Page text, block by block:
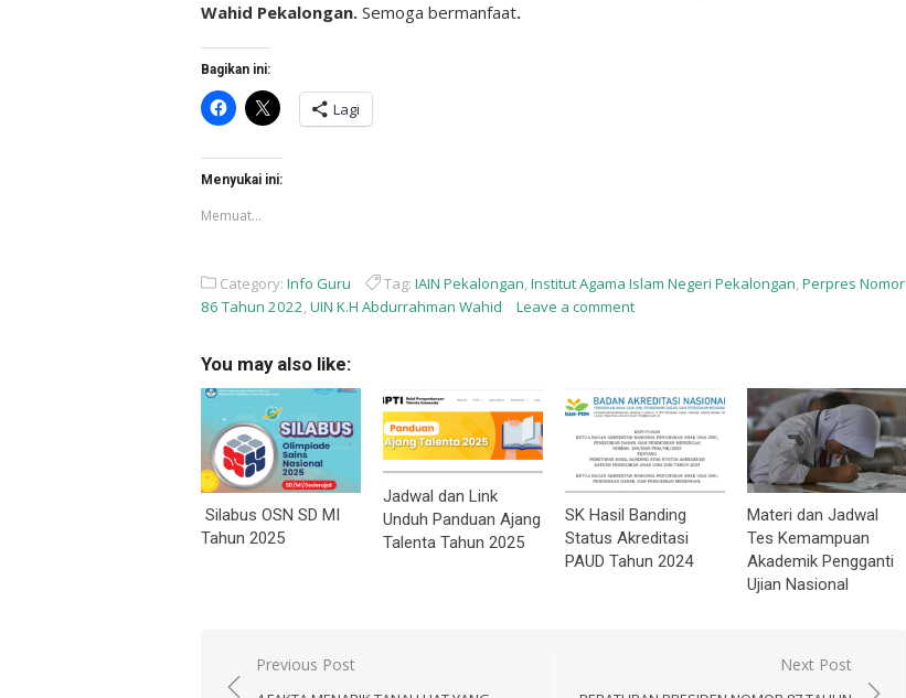
Wahid Pekalongan. Semoga bermanfaat.
Bagikan ini:
Klik
untuk
membagikan
Facebook(Membuka
di
jendela
baru)
Klik
untuk
berbagi
X(Membuka
di
jendela
Lagi
Menyukai ini:
Memuat...
Category: Info Guru Tag:IAIN Pekalongan,Institut Agama Islam Negeri Pekalongan,Perpres Nomor
86 Tahun 2022,UIN K.H Abdurrahman Wahid Leave a comment
You may also like:
Silabus OSN SD MI
Tahun 2025
Jadwal dan Link
Unduh Panduan Ajang
Talenta Tahun 2025
SK Hasil Banding
Status Akreditasi
PAUD Tahun 2024
Materi dan Jadwal
Tes Kemampuan
Akademik Pengganti
Ujian Nasional
Navigasi
Previous Post Next Post